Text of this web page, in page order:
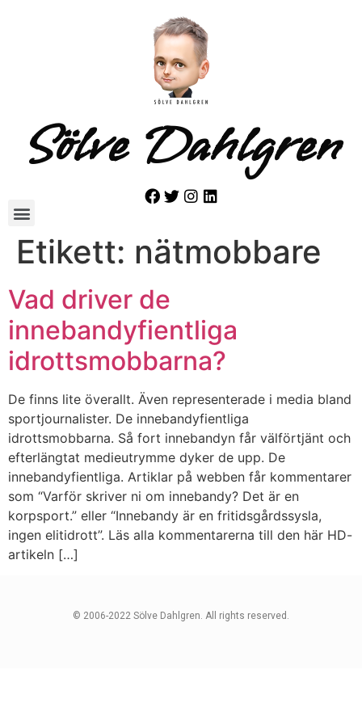
Sölve Dahlgren
Etikett: nätmobbare
Vad driver de
innebandyfientliga
idrottsmobbarna?
De finns lite överallt. Även representerade i media bland
sportjournalister. De innebandyfientliga
idrottsmobbarna. Så fort innebandyn får välförtjänt och
efterlängtat medieutrymme dyker de upp. De
innebandyfientliga. Artiklar på webben får kommentarer
som “Varför skriver ni om innebandy? Det är en
korpsport.” eller “Innebandy är en fritidsgårdssysla,
ingen elitidrott”. Läs alla kommentarerna till den här HD-
artikeln […]
© 2006-2022 Sölve Dahlgren. All rights reserved.